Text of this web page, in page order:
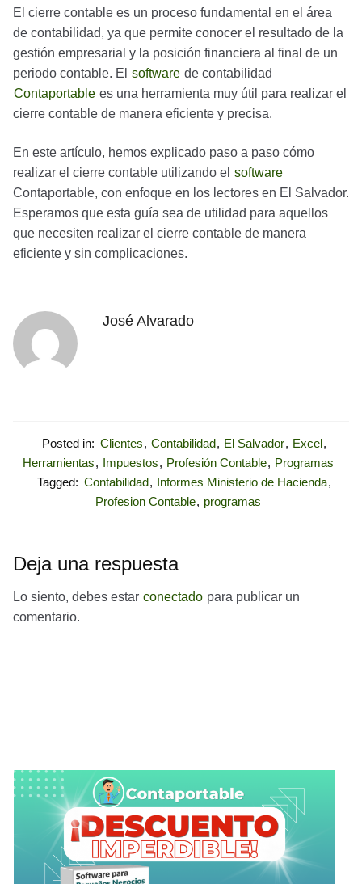
El cierre contable es un proceso fundamental en el área
de contabilidad, ya que permite conocer el resultado de la
gestión empresarial y la posición financiera al final de un
periodo contable. El software de contabilidad
Contaportable es una herramienta muy útil para realizar el
cierre contable de manera eficiente y precisa.
En este artículo, hemos explicado paso a paso cómo
realizar el cierre contable utilizando el software
Contaportable, con enfoque en los lectores en El Salvador.
Esperamos que esta guía sea de utilidad para aquellos
que necesiten realizar el cierre contable de manera
eficiente y sin complicaciones.
José Alvarado
Posted in: Clientes, Contabilidad, El Salvador, Excel,
Herramientas, Impuestos, Profesión Contable, Programas
Tagged: Contabilidad, Informes Ministerio de Hacienda,
Profesion Contable, programas
Deja una respuesta
Lo siento, debes estar conectado para publicar un
comentario.